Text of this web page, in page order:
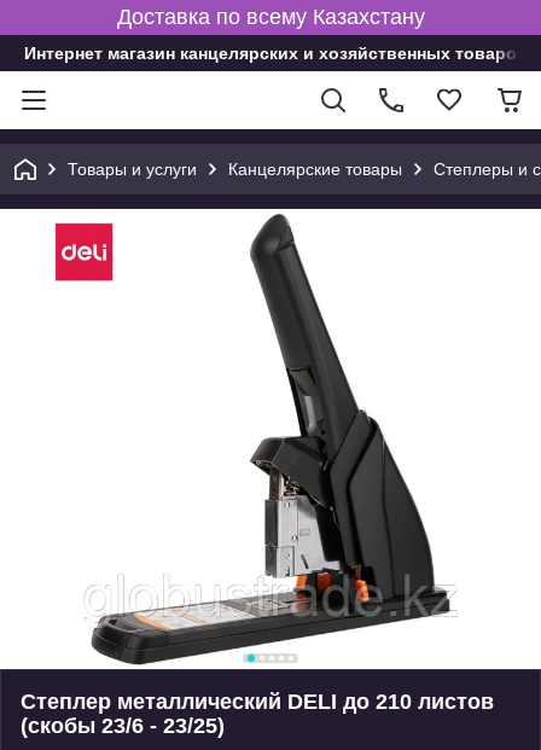
Доставка по всему Казахстану
Интернет магазин канцелярских и хозяйственных товаров
Товары и услуги Канцелярские товары Степлеры и
Степлер металлический DELI до 210 листов
(скобы 23/6 - 23/25)